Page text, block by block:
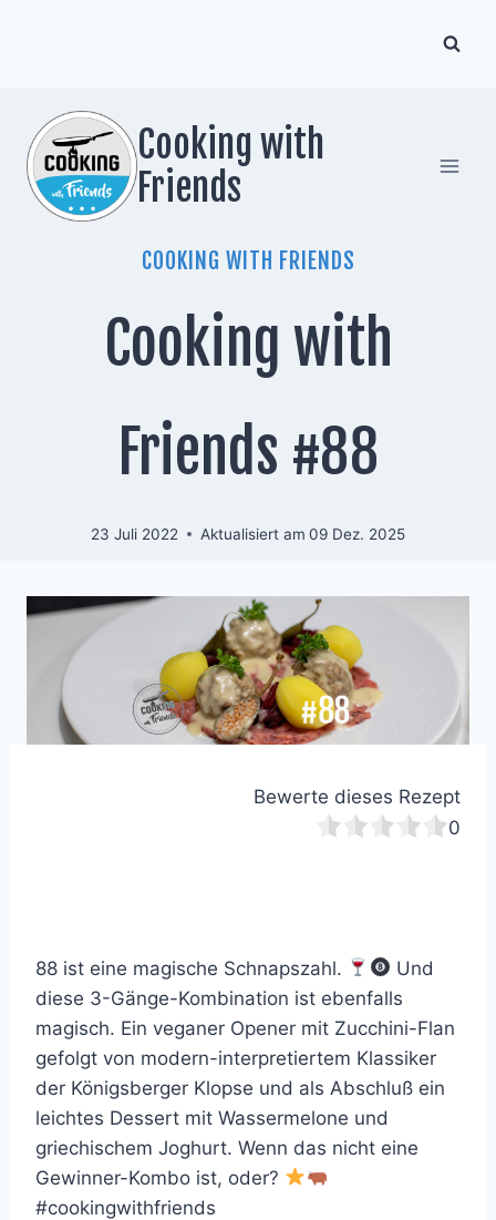
Cooking with
Friends
COOKING WITH FRIENDS
Cooking with
Friends #88
23 Juli 2022 Aktualisiert am 09 Dez. 2025
Bewerte dieses Rezept
0
88 ist eine magische Schnapszahl.
Und
diese 3-Gänge-Kombination ist ebenfalls
magisch. Ein veganer Opener mit Zucchini-Flan
gefolgt von modern-interpretiertem Klassiker
der Königsberger Klopse und als Abschluß ein
leichtes Dessert mit Wassermelone und
griechischem Joghurt. Wenn das nicht eine
Gewinner-Kombo ist, oder?
#cookingwithfriends